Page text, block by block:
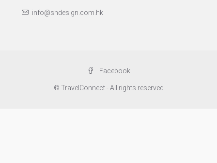
info@shdesign.com.hk
Facebook
© TravelConnect - All rights reserved